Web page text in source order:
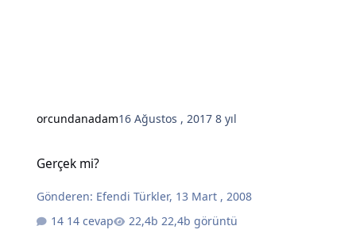
orcundanadam16 Ağustos , 20178 yıl
Gerçek mi?
Gönderen: Efendi Türkler, 13 Mart , 2008
14 cevap
22,4b görüntü